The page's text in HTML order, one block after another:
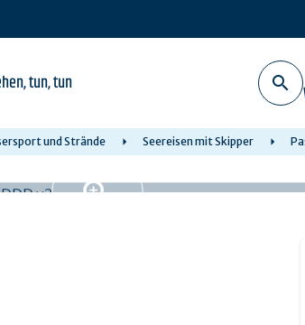
tun, tun
und Strände Seereisen mit Skipper